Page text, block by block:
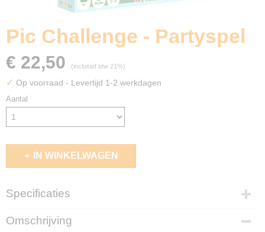
Pic Challenge - Partyspel
€ 22,50 (inclusief btw 21%)
✓ Op voorraad - Levertijd 1-2 werkdagen
Aantal
IN WINKELWAGEN
Specificaties
EAN code
3770035333073
Omschrijving